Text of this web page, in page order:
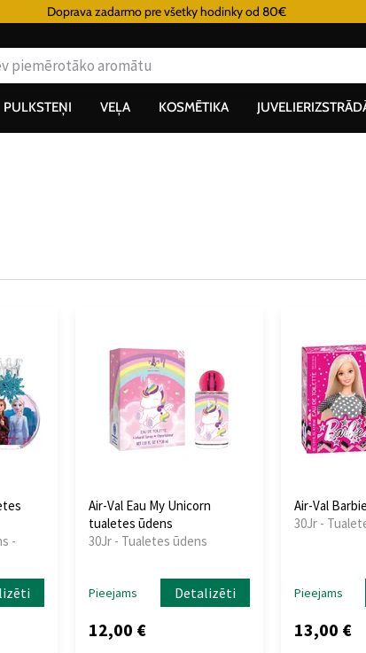
Doprava zadarmo pre všetky hodinky od 80€
PULKSTEŅI VEĻA KOSMĒTIKA
-
Air-Val Eau My Unicorn
tualetes ūdens
30Jr - Tualetes ūdens
Pieejams Detalizēti
12,00 €
Air-Val
30Jr -
Pieejams
13,00 €